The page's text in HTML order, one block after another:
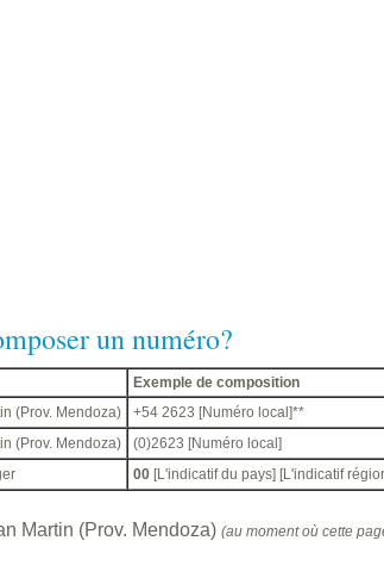
un numéro?
Exemple de composition
(Prov. Mendoza)
+54 2623 [Numéro local]**
(Prov. Mendoza)
(0)2623 [Numéro local]
00 [L'indicatif du pays] [L'indicatif
Martin (Prov. Mendoza) (au moment où cette